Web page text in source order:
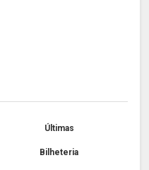
Últimas
Bilheteria